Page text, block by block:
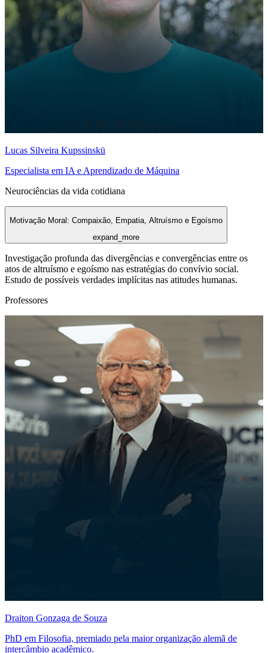
Lucas Silveira Kupssinskü
Especialista em IA e Aprendizado de Máquina
Neurociências da vida cotidiana
Motivação Moral: Compaixão, Empatia, Altruísmo e Egoísmo
expand_more
Investigação profunda das divergências e convergências entre os
atos de altruísmo e egoísmo nas estratégias do convívio social.
Estudo de possíveis verdades implícitas nas atitudes humanas.
Professores
Draiton Gonzaga de Souza
PhD em Filosofia, premiado pela maior organização alemã de
intercâmbio acadêmico.